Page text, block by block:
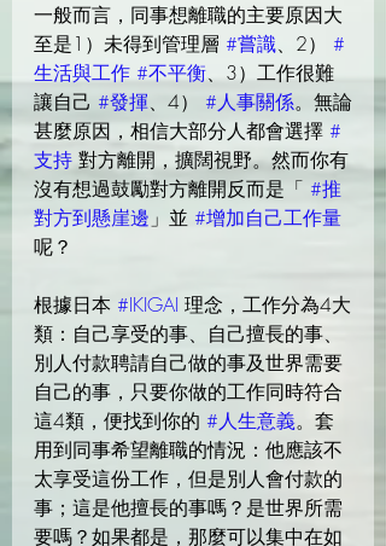
一般而言，同事想離職的主要原因大
至是1）未得到管理層 #嘗識、2） #
生活與工作 #不平衡、3）工作很難
讓自己 #發揮、4） #人事關係。無論
甚麼原因，相信大部分人都會選擇 #
支持 對方離開，擴闊視野。然而你有
沒有想過鼓勵對方離開反而是「 #推
對方到懸崖邊」並 #增加自己工作量
呢？
根據日本 #IKIGAI 理念，工作分為4大
類：自己享受的事、自己擅長的事、
別人付款聘請自己做的事及世界需要
自己的事，只要你做的工作同時符合
這4類，便找到你的 #人生意義。套
用到同事希望離職的情況：他應該不
太享受這份工作，但是別人會付款的
事；這是他擅長的事嗎？是世界所需
要嗎？如果都是，那麼可以集中在如